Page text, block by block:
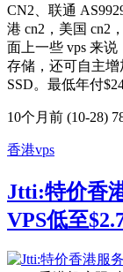
CN2、联通
港 cn2，美国 cn2
面上一些 vps 来
存储，还可自主增
SSD。最低年付
10个月前 (10-28)
香港vps
Jtti:特价香
VPS低至